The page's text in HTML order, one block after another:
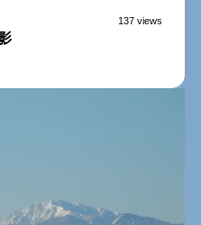
137 views